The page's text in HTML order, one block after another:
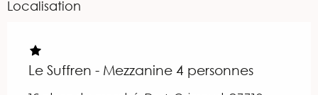
Localisation
Le Suffren - Mezzanine 4 personnes